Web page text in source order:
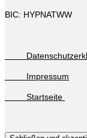
BIC: HYPNATWW
Impressum
Startseite